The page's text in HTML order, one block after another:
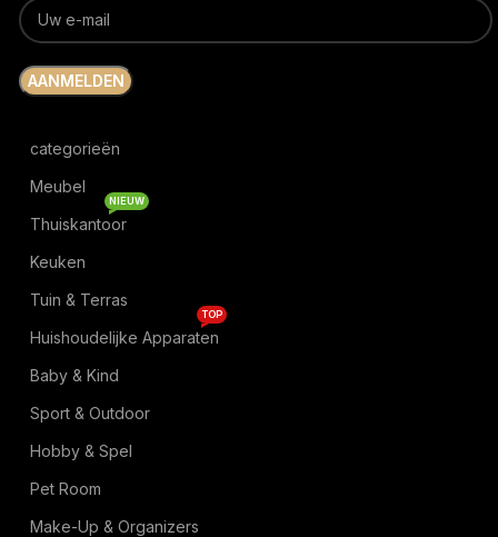
categorieën
Meubel
Thuiskantoor
NIEUW
Keuken
Tuin & Terras
Huishoudelijke Apparaten
TOP
Baby & Kind
Sport & Outdoor
Hobby & Spel
Pet Room
Make-Up & Organizers